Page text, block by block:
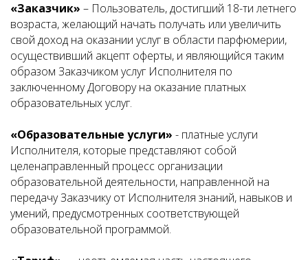
«Заказчик» – Пользователь, достигший 18-ти летнего
возраста, желающий начать получать или увеличить
свой доход на оказании услуг в области парфюмерии,
осуществивший акцепт оферты, и являющийся таким
образом Заказчиком услуг Исполнителя по
заключенному Договору на оказание платных
образовательных услуг.
«Образовательные услуги» - платные услуги
Исполнителя, которые представляют собой
целенаправленный процесс организации
образовательной деятельности, направленной на
передачу Заказчику от Исполнителя знаний, навыков и
умений, предусмотренных соответствующей
образовательной программой.